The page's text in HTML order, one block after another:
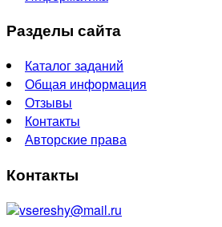
Разделы сайта
Каталог заданий
Общая информация
Отзывы
Контакты
Авторские права
Контакты
vsereshy@mail.ru